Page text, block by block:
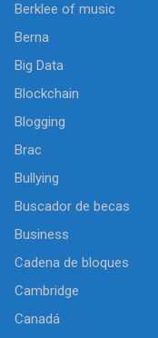
Berklee of music
Berna
Big Data
Blockchain
Blogging
Brac
Bullying
Buscador de becas
Business
Cadena de bloques
Cambridge
Canadá